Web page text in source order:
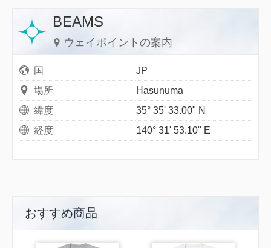
BEAMS
ウェイポイントの案内
国
JP
場所
Hasunuma
緯度
35° 35' 33.00" N
経度
140° 31' 53.10" E
おすすめ商品